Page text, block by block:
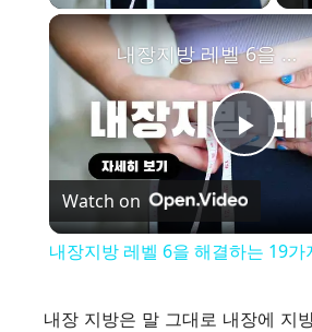
P
내장지방 레벨 6을 해결하는 19가지 방법
Watch on
내장지방 레벨 6을 해결하는 19가
내장 지방은 말 그대로 내장에 지